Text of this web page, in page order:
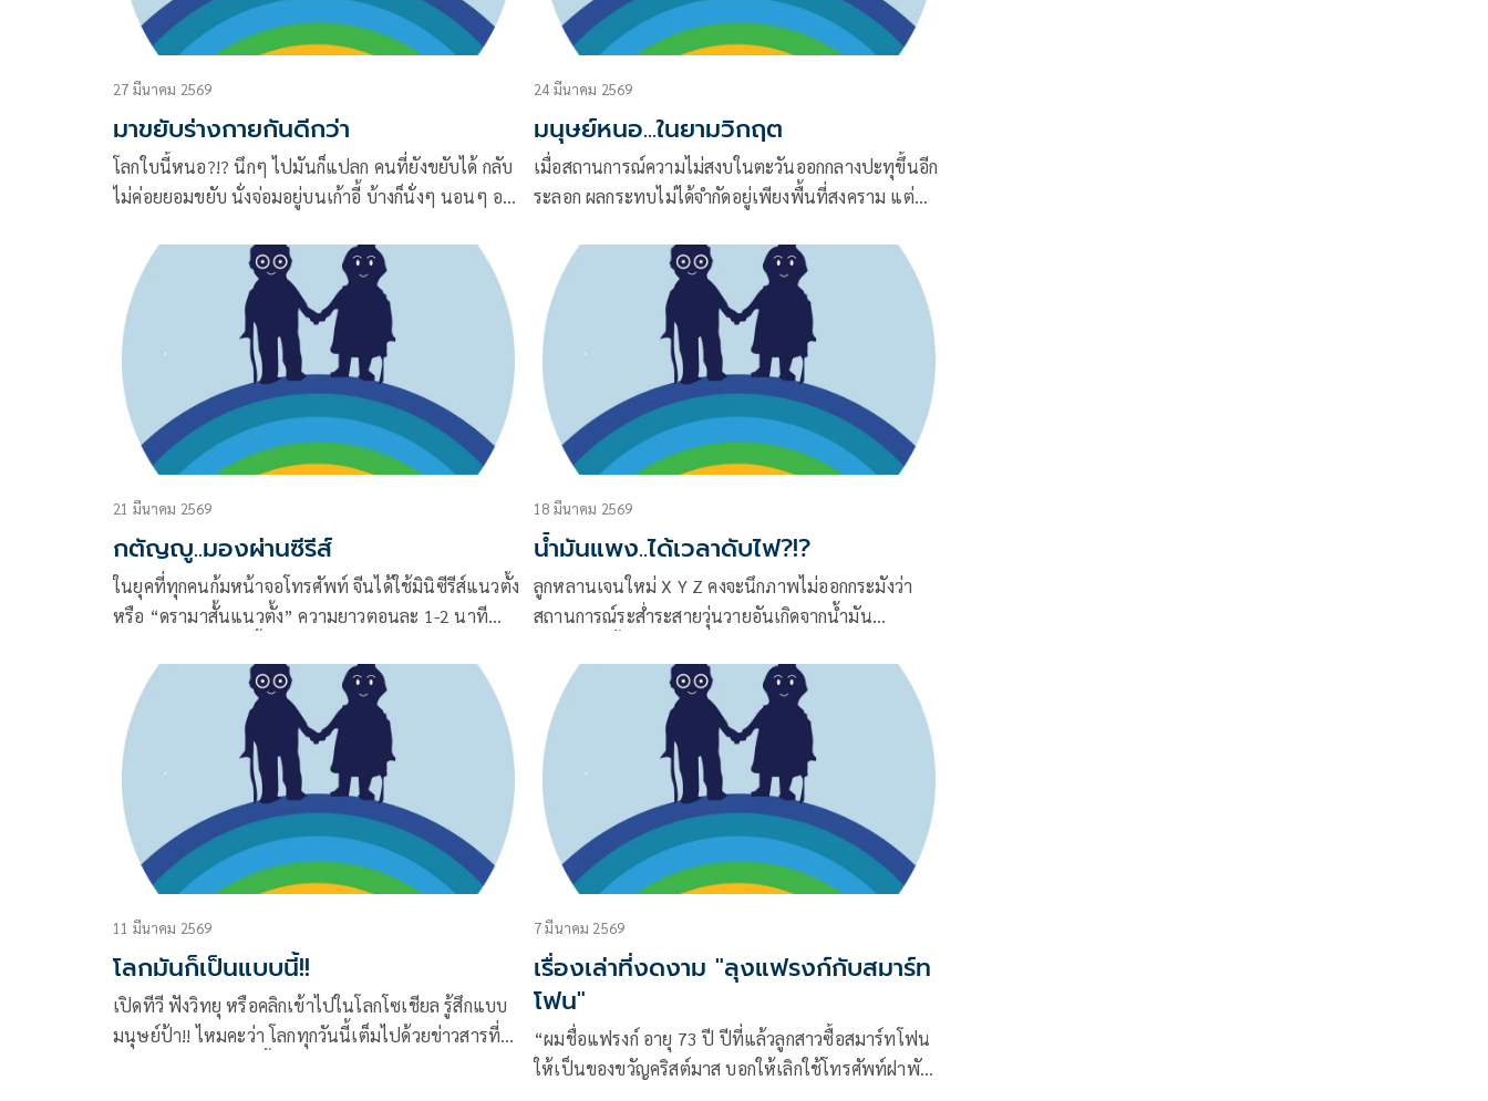
27 มีนาคม 2569
มาขยับร่างกายกันดีกว่า
โลกใบนี้หนอ?!? นึกๆ ไปมันก็แปลก คนที่ยังขยับได้ กลับ
ไม่ค่อยยอมขยับ นั่งจ่อมอยู่บนเก้าอี้ บ้างก็นั่งๆ นอนๆ อยู่
ขยับไม่ได้ ประมาณว่า ป่วยติดเตียง หรือว่าเดี้ยงโดย
เหตุผลอันใดก็ตาม ก็อยากจะขยับขาขึ้นมาเดินเหลือเกิน
24 มีนาคม 2569
มนุษย์หนอ...ในยามวิกฤต
เมื่อสถานการณ์ความไม่สงบในตะวันออกกลางปะทุขึ้นอีก
ระลอก ผลกระทบไม่ได้จำกัดอยู่เพียงพื้นที่สงคราม แต่
เลี่ยงไม่ได้ โดยเฉพาะต้นทุนพลังงานและราคาน้ำมันที่
ปรับตัวสูงขึ้น ส่งผลต่อราคาสินค้าอุปโภคบริโภคแทบทุก
ชนิด
21 มีนาคม 2569
กตัญญู..มองผ่านซีรีส์
ในยุคที่ทุกคนก้มหน้าจอโทรศัพท์ จีนได้ใช้มินิซีรีส์แนวตั้ง
หรือ “ดรามาสั้นแนวตั้ง” ความยาวตอนละ 1-2 นาที
18 มีนาคม 2569
น้ำมันแพง..ได้เวลาดับไฟ?!?
ลูกหลานเจนใหม่ X Y Z คงจะนึกภาพไม่ออกกระมังว่า
สถานการณ์ระส่ำระสายวุ่นวายอันเกิดจากน้ำมัน
เจอะเจอกันมาแล้วหลายครั้งนะ
11 มีนาคม 2569
โลกมันก็เป็นแบบนี้!!
เปิดทีวี ฟังวิทยุ หรือคลิกเข้าไปในโลกโซเชียล รู้สึกแบบ
มนุษย์ป้า!! ไหมคะว่า โลกทุกวันนี้เต็มไปด้วยข่าวสารที่ดู
7 มีนาคม 2569
เรื่องเล่าที่งดงาม "ลุงแฟรงก์กับสมาร์ท
โฟน"
“ผมชื่อแฟรงก์ อายุ 73 ปี ปีที่แล้วลูกสาวซื้อสมาร์ทโฟน
ให้เป็นของขวัญคริสต์มาส บอกให้เลิกใช้โทรศัพท์ฝาพับ